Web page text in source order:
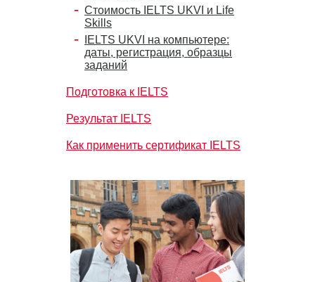
Стоимость IELTS UKVI и Life
Skills
IELTS UKVI на компьютере:
даты, регистрация, образцы
заданий
Подготовка к IELTS
Результат IELTS
Как применить сертификат IELTS